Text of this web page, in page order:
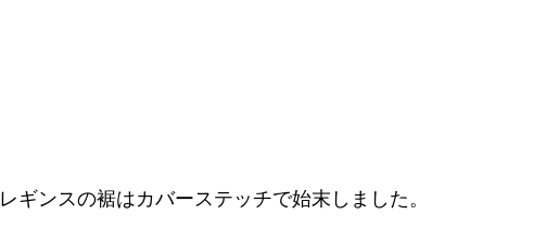
レギンスの裾はカバーステッチで始末しました。